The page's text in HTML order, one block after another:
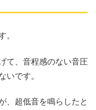
。
て、音程感のない音圧
いです。
、超低音を鳴らしたと